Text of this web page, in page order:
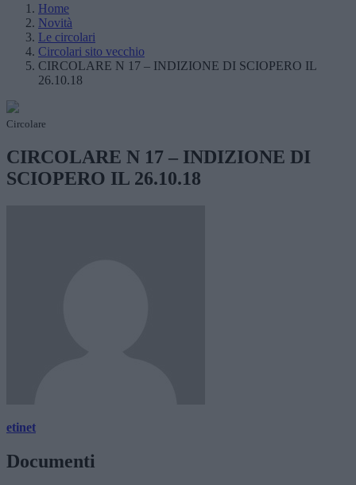
Home
Novità
Le circolari
Circolari sito vecchio
CIRCOLARE N 17 – INDIZIONE DI SCIOPERO IL
26.10.18
Circolare
CIRCOLARE N 17 – INDIZIONE DI
SCIOPERO IL 26.10.18
etinet
Documenti